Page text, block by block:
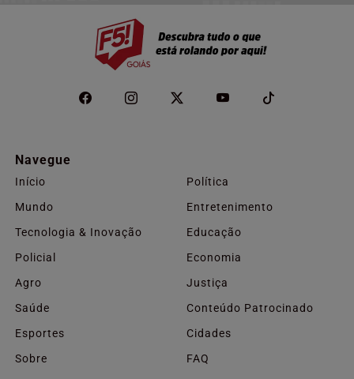
Navegue
Início
Política
Mundo
Entretenimento
Tecnologia & Inovação
Educação
Policial
Economia
Agro
Justiça
Saúde
Conteúdo Patrocinado
Esportes
Cidades
Sobre
FAQ